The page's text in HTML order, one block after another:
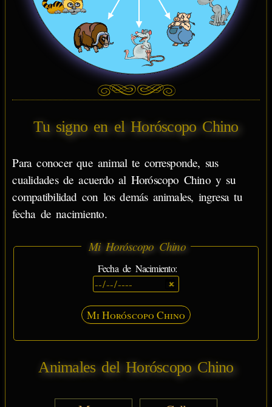
Tu signo en el Horóscopo Chino
Para conocer que animal te corresponde, sus
cualidades de acuerdo al Horóscopo Chino y su
compatibilidad con los demás animales, ingresa tu
fecha de nacimiento.
Mi Horóscopo Chino
Fecha de Nacimiento:
Mi Horóscopo Chino
Animales del Horóscopo Chino